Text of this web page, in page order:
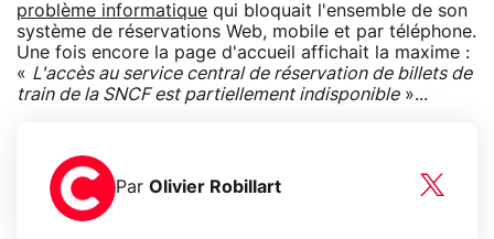
problème informatique qui bloquait l'ensemble de son
système de réservations Web, mobile et par téléphone.
Une fois encore la page d'accueil affichait la maxime :
« L'accès au service central de réservation de billets de
train de la SNCF est partiellement indisponible»...
Par Olivier Robillart